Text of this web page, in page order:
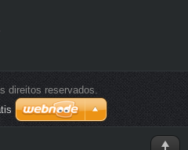
direitos reservados.